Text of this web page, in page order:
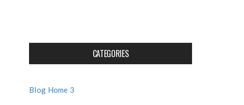
CATEGORIES
Blog Home 3